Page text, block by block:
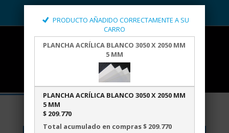
PRODUCTO AÑADIDO CORRECTAMENTE A SU
CARRO
PLANCHA ACRÍLICA BLANCO 3050 X 2050 MM
5 MM
PLANCHA ACRÍLICA BLANCO 3050 X 2050 MM
5 MM
$ 209.770
Total acumulado en compras $ 209.770